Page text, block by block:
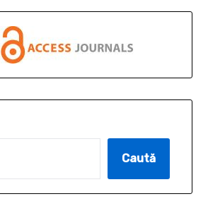
Caută